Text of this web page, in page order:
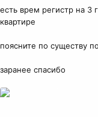
есть врем регистр на 3
квартире
поясните по существу
заранее спасибо